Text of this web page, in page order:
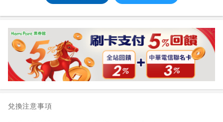
兌換注意事項